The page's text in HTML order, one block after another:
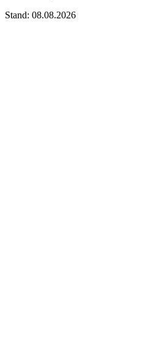
Stand: 08.08.2026